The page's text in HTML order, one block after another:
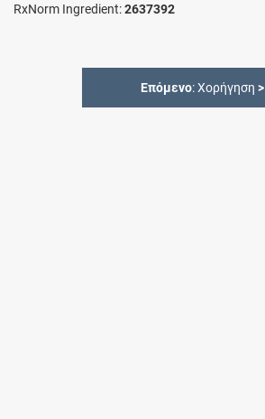
RxNorm Ingredient:2637392
Επόμενο: Χορήγηση >